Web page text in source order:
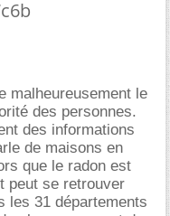
malheureusement le
des personnes.
des informations
de maisons en
que le radon est
peut se retrouver
les 31 départements